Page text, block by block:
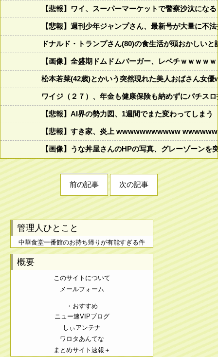
【悲報】ワイ、スーパーマーケットで警察沙汰にな
【悲報】週刊少年ジャンプさん、最新号が大量に不
ドナルド・トランプさん(80)の食生活が頭おかしい
【画像】全盛期ドムドムバーガー、レベチｗｗｗｗ
松本若菜(42歳)とかいう突然現れた美人おばさん女優
ワイジ（２７）、年金も健康保険も納めずにパチス
【悲報】AI界の勢力図、1週間でまた変わってしまう
【悲報】すき家、炎上 wwwwwwwwwww
【画像】うな丼屋さんのHPの写真、グレーゾーンを
前の記事 次の記事
管理人ひとこと
中華食堂一番館のお持ち帰りが有能すぎる件
概要
このサイトについて
メールフォーム
・おすすめ
ニュー速VIPブログ
しぃアンテナ
ワロタあんてな
まとめサイト速報＋